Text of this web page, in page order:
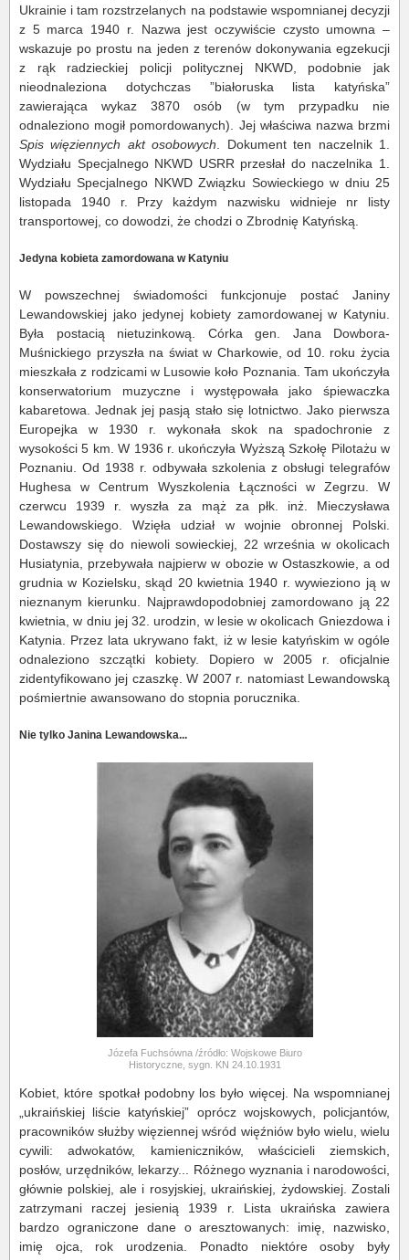
Ukrainie i tam rozstrzelanych na podstawie wspomnianej decyzji
z 5 marca 1940 r. Nazwa jest oczywiście czysto umowna –
wskazuje po prostu na jeden z terenów dokonywania egzekucji
z rąk radzieckiej policji politycznej NKWD, podobnie jak
nieodnaleziona dotychczas ”białoruska lista katyńska”
zawierająca wykaz 3870 osób (w tym przypadku nie
odnaleziono mogił pomordowanych). Jej właściwa nazwa brzmi
Spis więziennych akt osobowych . Dokument ten naczelnik 1.
Wydziału Specjalnego NKWD USRR przesłał do naczelnika 1.
Wydziału Specjalnego NKWD Związku Sowieckiego w dniu 25
listopada 1940 r. Przy każdym nazwisku widnieje nr listy
transportowej, co dowodzi, że chodzi o Zbrodnię Katyńską.
Jedyna kobieta zamordowana w Katyniu
W powszechnej świadomości funkcjonuje postać Janiny
Lewandowskiej jako jedynej kobiety zamordowanej w Katyniu.
Była postacią nietuzinkową. Córka gen. Jana Dowbora-
Muśnickiego przyszła na świat w Charkowie, od 10. roku życia
mieszkała z rodzicami w Lusowie koło Poznania. Tam ukończyła
konserwatorium muzyczne i występowała jako śpiewaczka
kabaretowa. Jednak jej pasją stało się lotnictwo. Jako pierwsza
Europejka w 1930 r. wykonała skok na spadochronie z
wysokości 5 km. W 1936 r. ukończyła Wyższą Szkołę Pilotażu w
Poznaniu. Od 1938 r. odbywała szkolenia z obsługi telegrafów
Hughesa w Centrum Wyszkolenia Łączności w Zegrzu. W
czerwcu 1939 r. wyszła za mąż za płk. inż. Mieczysława
Lewandowskiego. Wzięła udział w wojnie obronnej Polski.
Dostawszy się do niewoli sowieckiej, 22 września w okolicach
Husiatynia, przebywała najpierw w obozie w Ostaszkowie, a od
grudnia w Kozielsku, skąd 20 kwietnia 1940 r. wywieziono ją w
nieznanym kierunku. Najprawdopodobniej zamordowano ją 22
kwietnia, w dniu jej 32. urodzin, w lesie w okolicach Gniezdowa i
Katynia. Przez lata ukrywano fakt, iż w lesie katyńskim w ogóle
odnaleziono szczątki kobiety. Dopiero w 2005 r. oficjalnie
zidentyfikowano jej czaszkę. W 2007 r. natomiast Lewandowską
pośmiertnie awansowano do stopnia porucznika.
Nie tylko Janina Lewandowska...
Józefa Fuchsówna /źródło: Wojskowe Biuro
Historyczne, sygn. KN 24.10.1931
Kobiet, które spotkał podobny los było więcej. Na wspomnianej
„ukraińskiej liście katyńskiej” oprócz wojskowych, policjantów,
pracowników służby więziennej wśród więźniów było wielu, wielu
cywili: adwokatów, kamieniczników, właścicieli ziemskich,
posłów, urzędników, lekarzy... Różnego wyznania i narodowości,
głównie polskiej, ale i rosyjskiej, ukraińskiej, żydowskiej. Zostali
zatrzymani raczej jesienią 1939 r. Lista ukraińska zawiera
bardzo ograniczone dane o aresztowanych: imię, nazwisko,
imię ojca, rok urodzenia. Ponadto niektóre osoby były